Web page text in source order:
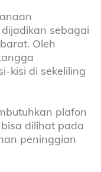
sebagai
Oleh
kisi di sekeliling
plafon
dilihat pada
peninggian